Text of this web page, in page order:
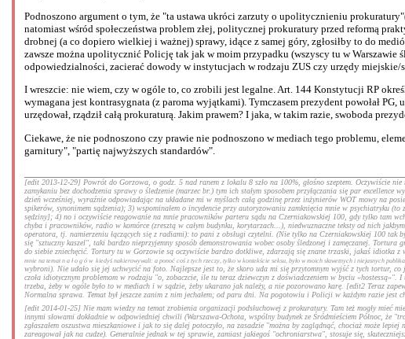
Podnoszono argument o tym, że "ta ustawa ukróci zarzuty o upolitycznieniu
natomiast wśród społeczeństwa problem złej, politycznej prokuratury przed reformą
drobnej (a co dopiero wielkiej i ważnej) sprawy, idące z samej góry, zgłosiłby to do
zawsze można upolitycznić Policję tak jak w moim przypadku (wszyscy tu w
odpowiedzialności, zacierać dowody w instytucjach w rodzaju ZUS czy urzędy miejskie/
I wreszcie: nie wiem, czy w ogóle to, co zrobili jest legalne. Art. 144 Konstytucji RP
wymagana jest kontrasygnata (z paroma wyjątkami). Tymczasem prezydent powołał
urzędował, rządził całą prokuraturą. Jakim prawem? I jaka, w takim razie, swoboda
Ciekawe, że nie podnoszono czy prawie nie podnoszono w mediach tego problemu,
garnitury", "partię najwyższych standardów".
[edit 2013-12-29] Powrót do Gorzowa, o godz. 5 nad ranem z lokalu 8 szło na 100%, głośno szeptem. Oczywiście
zamykaniu bez dochodzenia sprawy o śledzenie (marzec br.) tym ich stałym sposobem przyłączania się par
dzień wcześniej, wyraźnie odpowiadając na układane mi w myślach całą godzinę przez inżynierów WOT mowy na
spikerów, synonimem sądzenia); 3) wspominałem o incydencie przy autoryzowaniu zamknięcia mnie w psychiatryku
sędziny]; 4) no i oczywiście reagowanie na mnie pracowników parteru sądu na Czerniakowskiej 100, gdy tylko tam
chyba i pracowników, radio w komórce (zresztą w całym budynku, korytarzach...), niedwuznaczne teksty od nich
operatora, tj. namierzeniu łączących się z radiami): to pani z obsługi czytelni. (Nie tylko na Czerniakowskiej 100 tak
się "sztuczny kaszel", taki bardzo nieprzyjemny sposób demonstrowania wobec osoby śledzonej i zamęczanej.
do siebie zniechęcić. Tortury tu w Gorzowie są oczywiście bardzo dotkliwe, zdarzają się znane trzaski, jakaś idiotka z
mnie na temat nałogów kiedyś nakierowywali: a ponoć coś z tych rzeczy, tylko w kontekście seksu, było w moich sławetnych i niejasnych
wybroni). Nie udało się jej uchwycić na foto. Najlepsze jest to, że skoro uda mi się przytomnym wyjść z tych tortur,
czoła idiotycznym problemom w rodzaju "o, zobaczcie, ile tu teraz dziewczyn z doświadczeniem w byciu
trzeba, żeby w ogóle było to w mediach i w sądzie, żeby ukarano jak należy, a nie pozorowano karę. [edit2 Teraz
Normalna sprawa. Temat był jeszcze zanim z nim jechałem; od paru dni. Na pogotowiu i Policji w każdym razie jest
[edit 2014-01-25] Nie mam wiedzy na temat zrobienia organizacji podsłuchowej z prokuratury. Tam też mogły mieć
innymi słowami dokładnie w odpowiedniej chwili (Warszawa-Ochota, wspólny budynek ze Śródmieściem Północ, że
zgłaszałem oszustwa mieszkaniowe i jak to się dalej potoczyło, na zasadzie "można by zaglądnąć, chociaż może
zareagował jak na cudze). Generalnie jednak w tej sprawie, zamiast jakiegoś "ochroniarstwa", stosuje się,